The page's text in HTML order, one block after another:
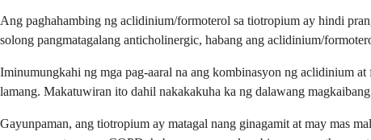
Ang paghahambing ng aclidinium/formoterol sa tiotropium ay hindi
solong pangmatagalang anticholinergic, habang ang aclidinium/
Iminumungkahi ng mga pag-aaral na ang kombinasyon ng aclidinium
lamang. Makatuwiran ito dahil nakakakuha ka ng dalawang
Gayunpaman, ang tiotropium ay matagal nang ginagamit at may mas